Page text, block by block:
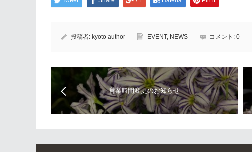
投稿者: kyoto author EVENT, NEWS コメント: 0
営業時間変更のお知らせ